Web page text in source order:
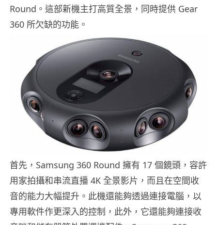
Round。這部新機主打高質全景，同時提供 Gear
360 所欠缺的功能。
首先，Samsung 360 Round 擁有 17 個鏡頭，容許
用家拍攝和串流直播 4K 全景影片，而且在空間收
音的能力大幅提升。此機還能夠透過連接電腦，以
專用軟件作更深入的控制，此外，它還能夠連接收